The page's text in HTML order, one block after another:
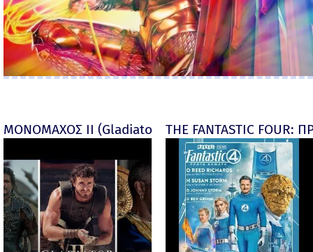
ΜΟΝΟΜΑΧΟΣ ΙΙ (Gladiator II) -THE FANTASTIC